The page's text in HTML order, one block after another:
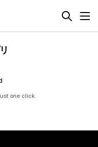
one click.